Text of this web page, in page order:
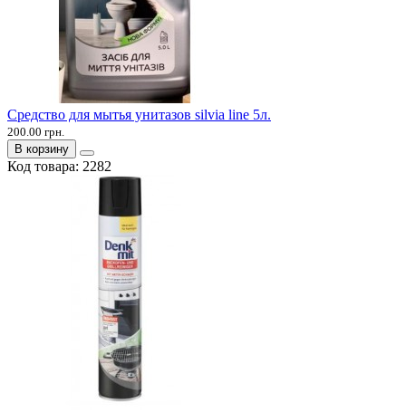
Средство для мытья унитазов silvia line 5л.
200.00 грн.
В корзину
Код товара: 2282